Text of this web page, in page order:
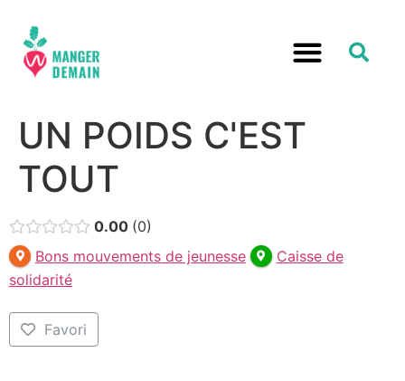
UN POIDS C'EST
TOUT
0.00 0
Bons mouvements de jeunesse
Caisse de
solidarité
Favori